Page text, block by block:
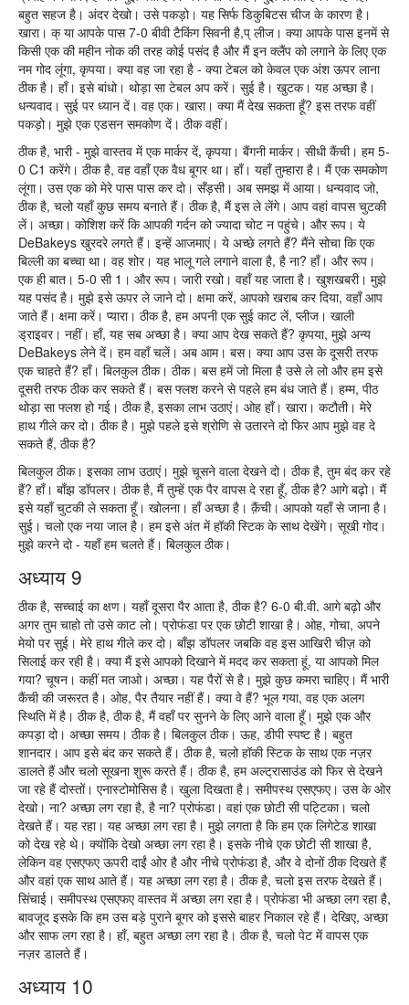
बहुत सहज है। अंदर देखो। उसे पकड़ो। यह सिर्फ डिकुबिटस चीज के कारण है।
खारा। क् या आपके पास 7-0 बीवी टैकिंग सिवनी है,प् लीज। क्या आपके पास इनमें से
किसी एक की महीन नोक की तरह कोई पसंद है और मैं इन क्लैंप को लगाने के लिए एक
नम गोद लूंगा, कृपया। क्या वह जा रहा है - क्या टेबल को केवल एक अंश ऊपर लाना
ठीक है। हाँ। इसे बांधो। थोड़ा सा टेबल अप करें। सुई है। खुटक। यह अच्छा है।
धन्यवाद। सुई पर ध्यान दें। वह एक। खारा। क्या मैं देख सकता हूँ? इस तरफ वहीं
पकड़ो। मुझे एक एडसन समकोण दें। ठीक वहीं।
ठीक है, भारी - मुझे वास्तव में एक मार्कर दें, कृपया। बैंगनी मार्कर। सीधी कैंची। हम 5-
0 C1 करेंगे। ठीक है, वह वहाँ एक वैध बूगर था। हाँ। यहाँ तुम्हारा है। मैं एक समकोण
लूंगा। उस एक को मेरे पास पास कर दो। सँड़सी। अब समझ में आया। धन्यवाद जो,
ठीक है, चलो यहाँ कुछ समय बनाते हैं। ठीक है, मैं इस ले लेंगे। आप वहां वापस चुटकी
लें। अच्छा। कोशिश करें कि आपकी गर्दन को ज्यादा चोट न पहुंचे। और रूप। ये
DeBakeys खुरदरे लगते हैं। इन्हें आजमाएं। ये अच्छे लगते हैं? मैंने सोचा कि एक
बिल्ली का बच्चा था। वह शोर। यह भालू गले लगाने वाला है, है ना? हाँ। और रूप।
एक ही बात। 5-0 सी 1। और रूप। जारी रखो। वहाँ यह जाता है। खुशखबरी। मुझे
यह पसंद है। मुझे इसे ऊपर ले जाने दो। क्षमा करें, आपको खराब कर दिया, वहाँ आप
जाते हैं। क्षमा करें। प्यारा। ठीक है, हम अपनी एक सुई काट लें, प्लीज। खाली
ड्राइवर। नहीं। हाँ, यह सब अच्छा है। क्या आप देख सकते हैं? कृपया, मुझे अन्य
DeBakeys लेने दें। हम वहाँ चलें। अब आम। बस। क्या आप उस के दूसरी तरफ
एक चाहते हैं? हाँ। बिलकुल ठीक। ठीक। बस हमें जो मिला है उसे ले लो और हम इसे
दूसरी तरफ ठीक कर सकते हैं। बस फ्लश करने से पहले हम बंध जाते हैं। हम्म, पीठ
थोड़ा सा फ्लश हो गई। ठीक है, इसका लाभ उठाएं। ओह हाँ। खारा। कटौती। मेरे
हाथ गीले कर दो। ठीक है। मुझे पहले इसे श्रोणि से उतारने दो फिर आप मुझे वह दे
सकते हैं, ठीक है?
बिलकुल ठीक। इसका लाभ उठाएं। मुझे चूसने वाला देखने दो। ठीक है, तुम बंद कर रहे
हैं? हाँ। बाँझ डॉपलर। ठीक है, मैं तुम्हें एक पैर वापस दे रहा हूँ, ठीक है? आगे बढ़ो। मैं
इसे यहाँ चुटकी ले सकता हूँ। खोलना। हाँ अच्छा है। क़ैंची। आपको यहाँ से जाना है।
सुई। चलो एक नया जाल है। हम इसे अंत में हॉकी स्टिक के साथ देखेंगे। सूखी गोद।
मुझे करने दो - यहाँ हम चलते हैं। बिलकुल ठीक।
अध्याय 9
ठीक है, सच्चाई का क्षण। यहाँ दूसरा पैर आता है, ठीक है? 6-0 बी.वी. आगे बढ़ो और
अगर तुम चाहो तो उसे काट लो। प्रोफंडा पर एक छोटी शाखा है। ओह, गोचा, अपने
मेयो पर सुई। मेरे हाथ गीले कर दो। बाँझ डॉपलर जबकि वह इस आखिरी चीज़ को
सिलाई कर रही है। क्या मैं इसे आपको दिखाने में मदद कर सकता हूं, या आपको मिल
गया? चूषन। कहीं मत जाओ। अच्छा। यह पैरों से है। मुझे कुछ कमरा चाहिए। मैं भारी
कैंची की जरूरत है। ओह, पैर तैयार नहीं हैं। क्या वे हैं? भूल गया, वह एक अलग
स्थिति में है। ठीक है, ठीक है, मैं वहाँ पर सुनने के लिए आने वाला हूँ। मुझे एक और
कपड़ा दो। अच्छा समय। ठीक है। बिलकुल ठीक। ऊह, डीपी स्पष्ट है। बहुत
शानदार। आप इसे बंद कर सकते हैं। ठीक है, चलो हॉकी स्टिक के साथ एक नज़र
डालते हैं और चलो सूखना शुरू करते हैं। ठीक है, हम अल्ट्रासाउंड को फिर से देखने
जा रहे हैं दोस्तों। एनास्टोमोसिस है। खुला दिखता है। समीपस्थ एसएफए। उस के ओर
देखो। ना? अच्छा लग रहा है, है ना? प्रोफंडा। वहां एक छोटी सी पट्टिका। चलो
देखते हैं। यह रहा। यह अच्छा लग रहा है। मुझे लगता है कि हम एक लिगेटेड शाखा
को देख रहे थे। क्योंकि देखो अच्छा लग रहा है। इसके नीचे एक छोटी सी शाखा है,
लेकिन वह एसएफए ऊपरी दाईं ओर है और नीचे प्रोफंडा है, और वे दोनों ठीक दिखते हैं
और वहां एक साथ आते हैं। यह अच्छा लग रहा है। ठीक है, चलो इस तरफ देखते हैं।
सिंचाई। समीपस्थ एसएफए वास्तव में अच्छा लग रहा है। प्रोफंडा भी अच्छा लग रहा है,
बावजूद इसके कि हम उस बड़े पुराने बूगर को इससे बाहर निकाल रहे हैं। देखिए, अच्छा
और साफ लग रहा है। हाँ, बहुत अच्छा लग रहा है। ठीक है, चलो पेट में वापस एक
नज़र डालते हैं।
अध्याय 10